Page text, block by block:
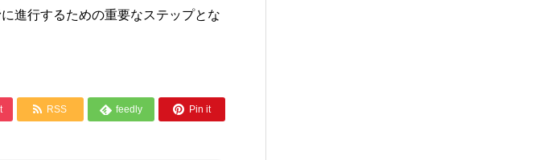
進行するための重要なステップとな
 RSS  feedly  Pin it